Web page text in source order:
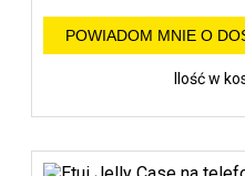
POWIADOM MNIE O
Ilość w